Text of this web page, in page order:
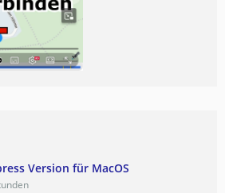
Version für MacOS